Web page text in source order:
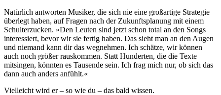
Natürlich antworten Musiker, die sich nie eine großartige Strategie
überlegt haben, auf Fragen nach der Zukunftsplanung mit einem
Schulterzucken. »Den Leuten sind jetzt schon total an den Songs
interessiert, bevor wir sie fertig haben. Das sieht man an den Augen
und niemand kann dir das wegnehmen. Ich schätze, wir können
auch noch größer rauskommen. Statt Hunderten, die die Texte
mitsingen, könnten es Tausende sein. Ich frag mich nur, ob sich das
dann auch anders anfühlt.«
Vielleicht wird er – so wie du – das bald wissen.